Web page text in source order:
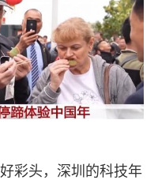
彩头，深圳的科技年